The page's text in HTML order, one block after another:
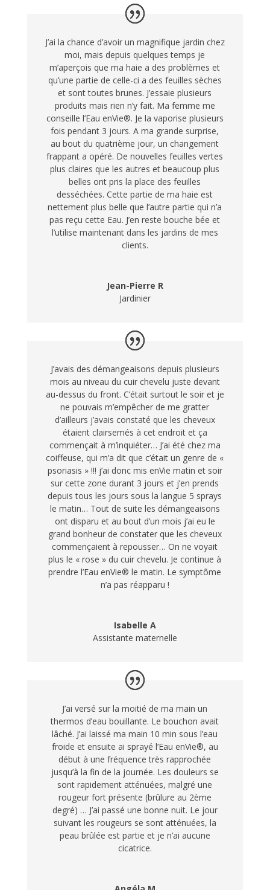
J’ai la chance d’avoir un magnifique jardin chez
moi, mais depuis quelques temps je
m’aperçois que ma haie a des problèmes et
qu’une partie de celle-ci a des feuilles sèches
et sont toutes brunes. J’essaie plusieurs
produits mais rien n’y fait. Ma femme me
conseille l’Eau enVie®. Je la vaporise plusieurs
fois pendant 3 jours. A ma grande surprise,
au bout du quatrième jour, un changement
frappant a opéré. De nouvelles feuilles vertes
plus claires que les autres et beaucoup plus
belles ont pris la place des feuilles
desséchées. Cette partie de ma haie est
nettement plus belle que l’autre partie qui n’a
pas reçu cette Eau. J’en reste bouche bée et
l’utilise maintenant dans les jardins de mes
clients.
Jean-Pierre R
Jardinier
J’avais des démangeaisons depuis plusieurs
mois au niveau du cuir chevelu juste devant
au-dessus du front. C’était surtout le soir et je
ne pouvais m’empêcher de me gratter
d’ailleurs j’avais constaté que les cheveux
étaient clairsemés à cet endroit et ça
commençait à m’inquiéter… J’ai été chez ma
coiffeuse, qui m’a dit que c’était un genre de «
psoriasis » !!! j’ai donc mis enVie matin et soir
sur cette zone durant 3 jours et j’en prends
depuis tous les jours sous la langue 5 sprays
le matin… Tout de suite les démangeaisons
ont disparu et au bout d’un mois j’ai eu le
grand bonheur de constater que les cheveux
commençaient à repousser… On ne voyait
plus le « rose » du cuir chevelu. Je continue à
prendre l’Eau enVie® le matin. Le symptôme
n’a pas réapparu !
Isabelle A
Assistante maternelle
J’ai versé sur la moitié de ma main un
thermos d’eau bouillante. Le bouchon avait
lâché. J’ai laissé ma main 10 min sous l’eau
froide et ensuite ai sprayé l’Eau enVie®, au
début à une fréquence très rapprochée
jusqu’à la fin de la journée. Les douleurs se
sont rapidement atténuées, malgré une
rougeur fort présente (brûlure au 2ème
degré) … J’ai passé une bonne nuit. Le jour
suivant les rougeurs se sont atténuées, la
peau brûlée est partie et je n’ai aucune
cicatrice.